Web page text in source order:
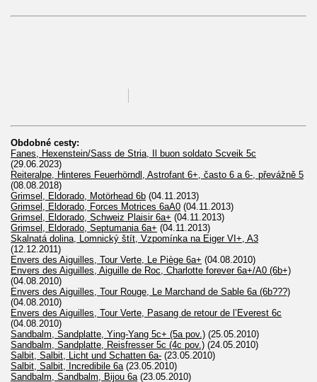
Obdobné cesty:
Fanes, Hexenstein/Sass de Stria, Il buon soldato Scveik 5c
(29.06.2023)
Reiteralpe, Hinteres Feuerhörndl, Astrofant 6+, často 6 a 6-, převážně 5
(08.08.2018)
Grimsel, Eldorado, Motörhead 6b (04.11.2013)
Grimsel, Eldorado, Forces Motrices 6aA0 (04.11.2013)
Grimsel, Eldorado, Schweiz Plaisir 6a+ (04.11.2013)
Grimsel, Eldorado, Septumania 6a+ (04.11.2013)
Skalnatá dolina, Lomnický štít, Vzpomínka na Eiger VI+, A3
(12.12.2011)
Envers des Aiguilles, Tour Verte, Le Piège 6a+ (04.08.2010)
Envers des Aiguilles, Aiguille de Roc, Charlotte forever 6a+/A0 (6b+)
(04.08.2010)
Envers des Aiguilles, Tour Rouge, Le Marchand de Sable 6a (6b???)
(04.08.2010)
Envers des Aiguilles, Tour Verte, Pasang de retour de l’Everest 6c
(04.08.2010)
Sandbalm, Sandplatte, Ying-Yang 5c+ (5a pov.) (25.05.2010)
Sandbalm, Sandplatte, Reisfresser 5c (4c pov.) (24.05.2010)
Salbit, Salbit, Licht und Schatten 6a- (23.05.2010)
Salbit, Salbit, Incredibile 6a (23.05.2010)
Sandbalm, Sandbalm, Bijou 6a (23.05.2010)